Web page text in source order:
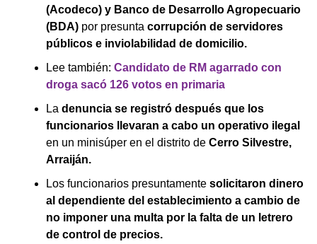
(Acodeco) y Banco de Desarrollo Agropecuario
(BDA) por presunta corrupción de servidores
públicos e inviolabilidad de domicilio.
Lee también: Candidato de RM agarrado con
droga sacó 126 votos en primaria
La denuncia se registró después que los
funcionarios llevaran a cabo un operativo ilegal
en un minisúper en el distrito de Cerro Silvestre,
Arraiján.
Los funcionarios presuntamente solicitaron dinero
al dependiente del establecimiento a cambio de
no imponer una multa por la falta de un letrero
de control de precios.